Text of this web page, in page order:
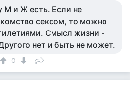
и Ж есть. Если не
сексом, то можно
Смысл жизни -
нет и быть не может.
0